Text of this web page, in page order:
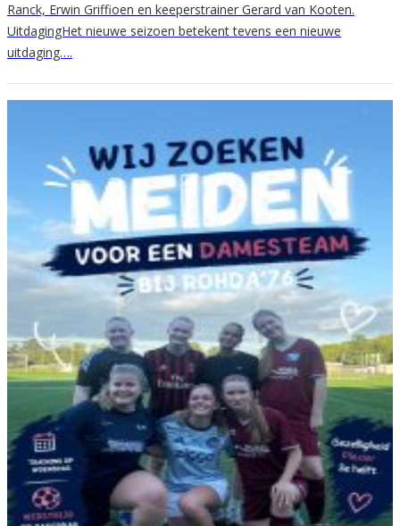
Ranck, Erwin Griffioen en keeperstrainer Gerard van Kooten.
UitdagingHet nieuwe seizoen betekent tevens een nieuwe
uitdaging….